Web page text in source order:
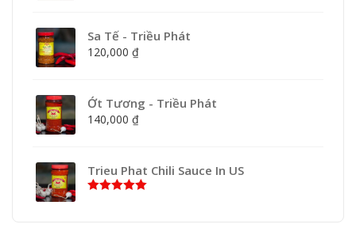
Sa Tế - Triều Phát
120,000 ₫
Ớt Tương - Triều Phát
140,000 ₫
Trieu Phat Chili Sauce In US